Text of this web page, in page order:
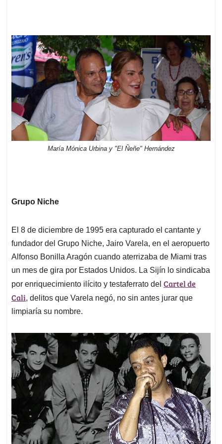
María Mónica Urbina y "El Ñeñe" Hernández
Grupo Niche
El 8 de diciembre de 1995 era capturado el cantante y
fundador del Grupo Niche, Jairo Varela, en el aeropuerto
Alfonso Bonilla Aragón cuando aterrizaba de Miami tras
un mes de gira por Estados Unidos. La Sijín lo sindicaba
por enriquecimiento ilícito y testaferrato del Cartel de
Cali, delitos que Varela negó, no sin antes jurar que
limpiaría su nombre.